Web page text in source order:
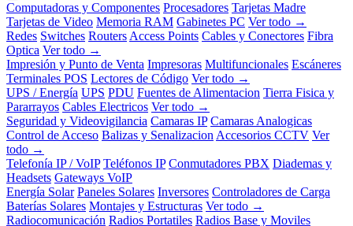
Computadoras y Componentes Procesadores Tarjetas Madre
Tarjetas de Video Memoria RAM Gabinetes PC Ver todo →
Redes Switches Routers Access Points Cables y Conectores Fibra
Optica Ver todo →
Impresión y Punto de Venta Impresoras Multifuncionales Escáneres
Terminales POS Lectores de Código Ver todo →
UPS / Energía UPS PDU Fuentes de Alimentacion Tierra Fisica y
Pararrayos Cables Electricos Ver todo →
Seguridad y Videovigilancia Camaras IP Camaras Analogicas
Control de Acceso Balizas y Senalizacion Accesorios CCTV Ver
todo →
Telefonía IP / VoIP Teléfonos IP Conmutadores PBX Diademas y
Headsets Gateways VoIP
Energía Solar Paneles Solares Inversores Controladores de Carga
Baterías Solares Montajes y Estructuras Ver todo →
Radiocomunicación Radios Portatiles Radios Base y Moviles